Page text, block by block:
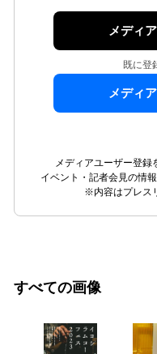
メディ
既に登
メディ
メディアユーザー登録
イベント・記者会見の情
※内容はプレス
すべての画像